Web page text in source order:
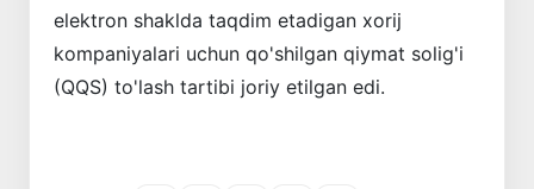
elektron shaklda taqdim etadigan xorij
kompaniyalari uchun qo'shilgan qiymat solig'i
(QQS) to'lash tartibi joriy etilgan edi.